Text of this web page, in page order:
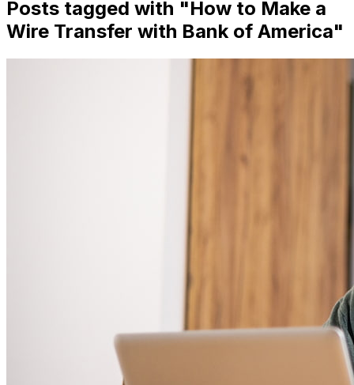
Posts tagged with "How to Make a
Wire Transfer with Bank of America"